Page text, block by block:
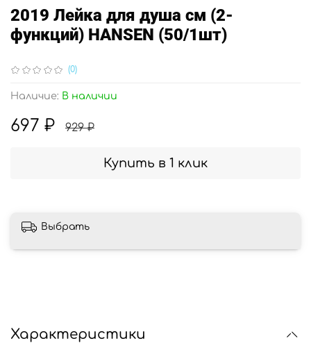
(0)
Наличие: В наличии
2019 Лейка для душа см (2-
функций) HANSEN (50/1шт)
697 ₽ 929 ₽
Купить в 1 клик
Выбрать
Характеристики